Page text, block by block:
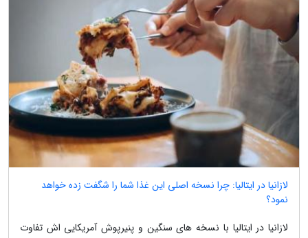
لازانیا در ایتالیا: چرا نسخه اصلی این غذا شما را شگفت زده خواهد
نمود؟
لازانیا در ایتالیا با نسخه های سنگین و پنیرپوش آمریکایی اش تفاوت